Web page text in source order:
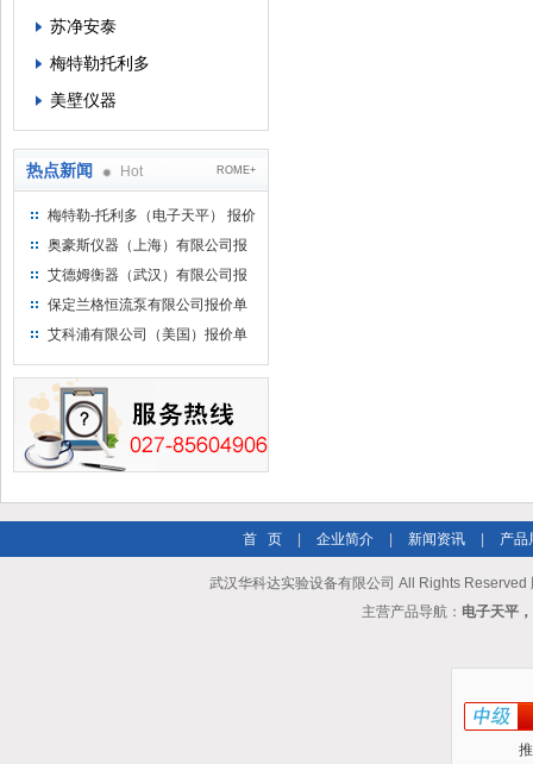
苏净安泰
梅特勒托利多
美壁仪器
热点新闻 Hot ROME+
梅特勒-托利多（电子天平） 报价
单
奥豪斯仪器（上海）有限公司报
价单
艾德姆衡器（武汉）有限公司报
价单
保定兰格恒流泵有限公司报价单
艾科浦有限公司（美国）报价单
首 页 企业简介 新闻资讯 产品
武汉华科达实验设备有限公司 All Rights Reserved
主营产品导航： 电子天平